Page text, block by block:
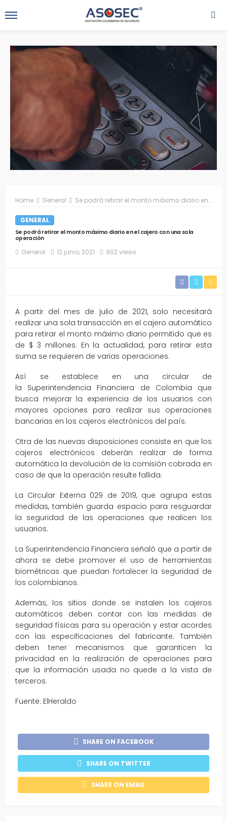
Home General Se podrá retirar el monto máximo diario en el cajero con una sola operación
GENERAL
Se podrá retirar el monto máximo diario en el cajero con una sola
operación
General 12 junio, 2021 902 views
A partir del mes de julio de 2021, solo necesitará
realizar una sola transacción en el cajero automático
para retirar el monto máximo diario permitido que es
de $ 3 millones. En la actualidad, para retirar esta
suma se requieren de varias operaciones.
Así se establece en una circular de
la Superintendencia Financiera de Colombia que
busca mejorar la experiencia de los usuarios con
mayores opciones para realizar sus operaciones
bancarias en los cajeros electrónicos del país.
Otra de las nuevas disposiciones consiste en que los
cajeros electrónicos deberán realizar de forma
automática la devolución de la comisión cobrada en
caso de que la operación resulte fallida.
La Circular Externa 029 de 2019, que agrupa estas
medidas, también guarda espacio para resguardar
la seguridad de las operaciones que realicen los
usuarios.
La Superintendencia Financiera señaló que a partir de
ahora se debe promover el uso de herramientas
biométricas que puedan fortalecer la seguridad de
los colombianos.
Además, los sitios donde se instalen los cajeros
automáticos deben contar con las medidas de
seguridad físicas para su operación y estar acordes
con las especificaciones del fabricante. También
deben tener mecanismos que garanticen la
privacidad en la realización de operaciones para
que la información usada no quede a la vista de
terceros.
Fuente: ElHeraldo
SHARE ON FACEBOOK
SHARE ON TWITTER
SHARE ON EMAIL